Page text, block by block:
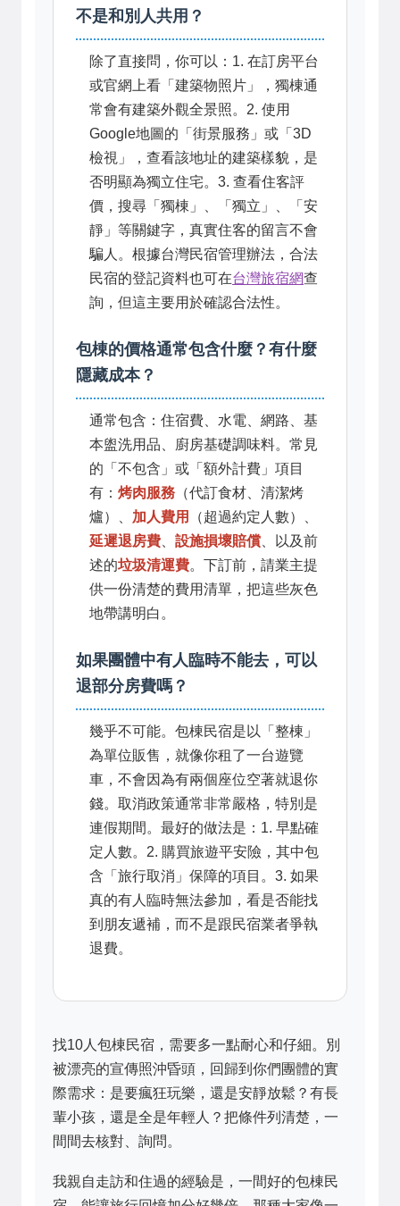
不是和別人共用？
除了直接問，你可以：1. 在訂房平台
或官網上看「建築物照片」，獨棟通
常會有建築外觀全景照。2. 使用
Google地圖的「街景服務」或「3D
檢視」，查看該地址的建築樣貌，是
否明顯為獨立住宅。3. 查看住客評
價，搜尋「獨棟」、「獨立」、「安
靜」等關鍵字，真實住客的留言不會
騙人。根據台灣民宿管理辦法，合法
民宿的登記資料也可在台灣旅宿網查
詢，但這主要用於確認合法性。
包棟的價格通常包含什麼？有什麼
隱藏成本？
通常包含：住宿費、水電、網路、基
本盥洗用品、廚房基礎調味料。常見
的「不包含」或「額外計費」項目
有： 烤肉服務 （代訂食材、清潔烤
爐）、 加人費用
（超過約定人數）、
延遲退房費
設施損壞賠償 、以及前
述的垃圾清運費。下訂前，請業主提
供一份清楚的費用清單，把這些灰色
地帶講明白。
如果團體中有人臨時不能去，可以
退部分房費嗎？
幾乎不可能。包棟民宿是以「整棟」
為單位販售，就像你租了一台遊覽
車，不會因為有兩個座位空著就退你
錢。取消政策通常非常嚴格，特別是
連假期間。最好的做法是：1. 早點確
定人數。2. 購買旅遊平安險，其中包
含「旅行取消」保障的項目。3. 如果
真的有人臨時無法參加，看是否能找
到朋友遞補，而不是跟民宿業者爭執
退費。
找10人包棟民宿，需要多一點耐心和仔細。別
被漂亮的宣傳照沖昏頭，回歸到你們團體的實
際需求：是要瘋狂玩樂，還是安靜放鬆？有長
輩小孩，還是全是年輕人？把條件列清楚，一
間間去核對、詢問。
我親自走訪和住過的經驗是，一間好的包棟民